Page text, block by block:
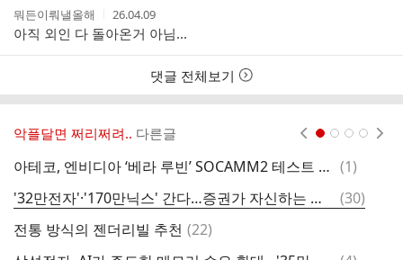
작
성
자
뭐든이뤄낼올해
작
성
시
간
26.04.09
아직 외인 다 돌아온거 아님...
댓글 전체보기
악플달면 쩌리쩌려.. 다른글
아테코, 엔비디아 ‘베라 루빈’ SOCAMM2 테스트 핸들러 양산 장비 납품 댓
(1)
'32만전자'·'170만닉스' 간다…증권가 자신하는 이유
댓
글
(30)
전통 방식의 젠더리빌 추천 댓
(22)